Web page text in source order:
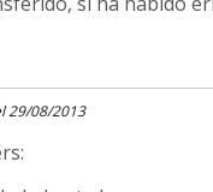
29/08/2013